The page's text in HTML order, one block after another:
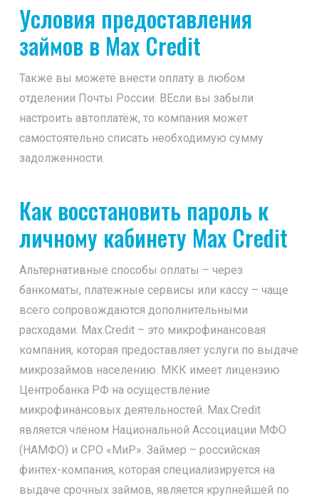
Условия предоставления
займов в Max Credit
Также вы можете внести оплату в любом
отделении Почты России. ВЕсли вы забыли
настроить автоплатёж, то компания может
самостоятельно списать необходимую сумму
задолженности.
Как восстановить пароль к
личному кабинету Max Credit
Альтернативные способы оплаты – через
банкоматы, платежные сервисы или кассу – чаще
всего сопровождаются дополнительными
расходами. Max.Credit – это микрофинансовая
компания, которая предоставляет услуги по выдаче
микрозаймов населению. МКК имеет лицензию
Центробанка РФ на осуществление
микрофинансовых деятельностей. Max.Credit
является членом Национальной Ассоциации МФО
(НАМФО) и СРО «МиР». Займер – российская
финтех-компания, которая специализируется на
выдаче срочных займов, является крупнейшей по